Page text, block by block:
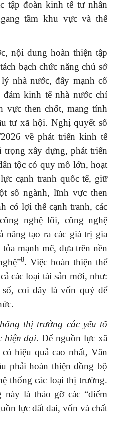
tập đoàn kinh tế tư nhân
tầm khu vực và thế
nội dung hoàn thiện tập
bạch chức năng chủ sở
nhà nước, đẩy mạnh cổ
đảm kinh tế nhà nước chỉ
vực then chốt, mang tính
tư xã hội. Nghị quyết số
về phát triển kinh tế
trọng xây dựng, phát triển
tộc có quy mô lớn, hoạt
cạnh tranh quốc tế, giữ
số ngành, lĩnh vực then
có lợi thế cạnh tranh, các
nghệ lõi, công nghệ
năng tạo ra các giá trị gia
mạnh mẽ, dựa trên nền
8. Việc hoàn thiện thể
các loại tài sản mới, như:
coi đây là vốn quý để
thị trường các yếu tố
hiện đại. Để nguồn lực xã
hiệu quả cao nhất, Văn
phải hoàn thiện đồng bộ
thống các loại thị trường.
là tháo gỡ các “điểm
lực đất đai, vốn và chất